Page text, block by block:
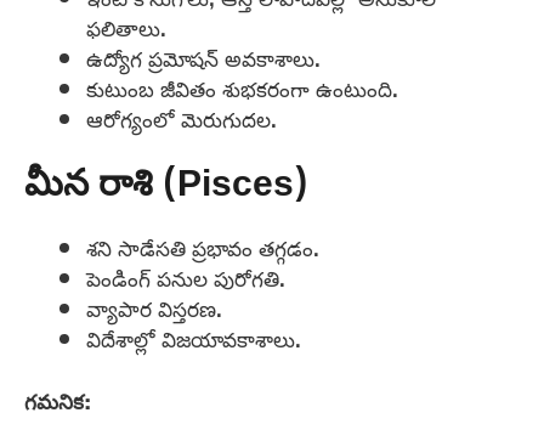
ఫలితాలు.
ఉద్యోగ ప్రమోషన్ అవకాశాలు.
కుటుంబ జీవితం శుభకరంగా ఉంటుంది.
ఆరోగ్యంలో మెరుగుదల.
మీన రాశి (Pisces)
శని సాడేసతి ప్రభావం తగ్గడం.
పెండింగ్ పనుల పురోగతి.
వ్యాపార విస్తరణ.
విదేశాల్లో విజయావకాశాలు.
గమనిక: